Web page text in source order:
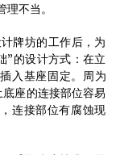
不当。
牌坊的工作后，为
”的设计方式：在立
入基座固定。周为
座的连接部位容易
连接部位有腐蚀现